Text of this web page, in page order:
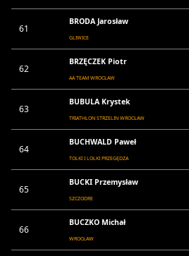
61
BRODA Jarosław
GLIWICE
62
BRZĘCZEK Piotr
AA TEAM WROCŁAW
63
BUBULA Krystek
TRIATHLON STRZELIN WROCŁAW
64
BUCHWALD Paweł
TOLKI I LOLKI PRZEGĘDZA
65
BUCKI Przemysław
SZCZODRE
66
BUCZKO Michał
WROCŁAW